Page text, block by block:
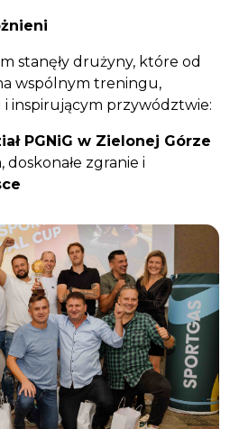
stanęły drużyny, które od
wspólnym treningu,
inspirującym przywództwie:
PGNiG w Zielonej Górze
doskonałe zgranie i